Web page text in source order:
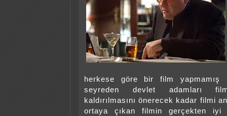
herkese göre bir film yapmamış
seyreden devlet adamları
kaldırılmasını önerecek kadar filmi
ortaya çıkan filmin gerçekten iyi